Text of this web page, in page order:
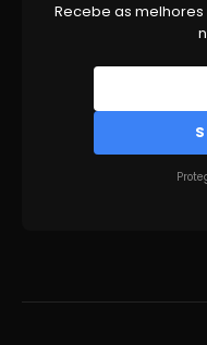
Recebe as